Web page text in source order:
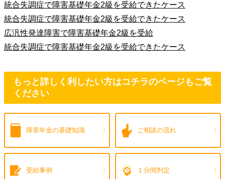
統合失調症で障害基礎年金2級を受給できたケース
統合失調症で障害基礎年金2級を受給できたケース
広汎性発達障害で障害基礎年金2級を受給
統合失調症で障害基礎年金2級を受給できたケース
もっと詳しく利したい方はコチラのページもご覧
ください
障害年金の基礎知識 ご相談の流れ
受給事例 １分間判定